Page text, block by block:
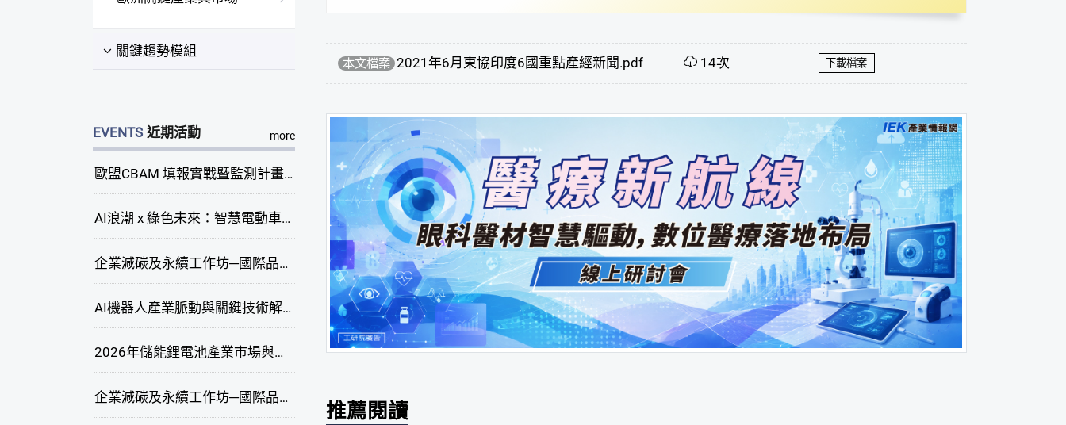
關鍵趨勢模組
EVENTS 近期活動 more
歐盟CBAM 填報實戰暨監測計畫說明會(臺中場)
AI浪潮 x 綠色未來：智慧電動車新商機研討會
企業減碳及永續工作坊─國際品牌綠色供應鏈永續管理與實務演練(臺中場)
AI機器人產業脈動與關鍵技術解析研討會
2026年儲能鋰電池產業市場與技術發展線上研討會
企業減碳及永續工作坊─國際品牌綠色供應鏈永續管理與實務演練(高雄場)
本文檔案 2021年6月東協印度6國重點產經新聞.pdf 14次 下載檔案
推薦閱讀